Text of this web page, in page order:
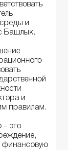
и
Башлык.
и
правилам.
– это
финансовую